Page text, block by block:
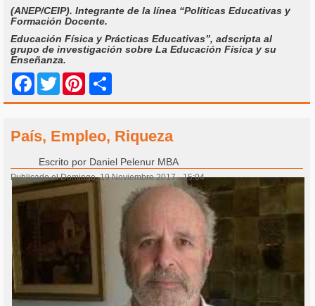
(ANEP/CEIP). Integrante de la línea “Políticas Educativas y
Formación Docente.
Educación Física y Prácticas Educativas”, adscripta al
grupo de investigación sobre La Educación Física y su
Enseñanza.
Facebook
Twitter Pinterest
País, Empleo, Riqueza
Escrito por Daniel Pelenur MBA
Publicado el Domingo, 19 Noviembre 2017 - 15:04